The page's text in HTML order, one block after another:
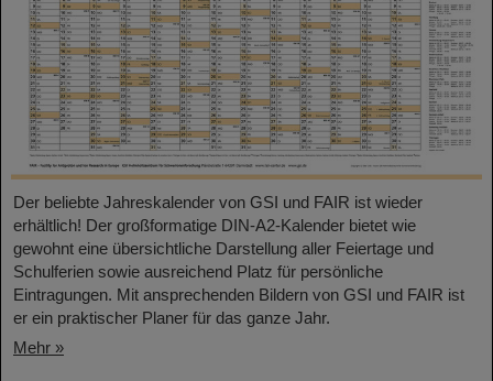
Der beliebte Jahreskalender von GSI und FAIR ist wieder
erhältlich! Der großformatige DIN-A2-Kalender bietet wie
gewohnt eine übersichtliche Darstellung aller Feiertage und
Schulferien sowie ausreichend Platz für persönliche
Eintragungen. Mit ansprechenden Bildern von GSI und FAIR ist
er ein praktischer Planer für das ganze Jahr.
Mehr »